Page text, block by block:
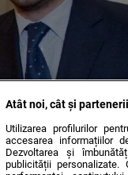
Atât noi, cât și
Utilizarea profilurilor
accesarea informațiilor
Dezvoltarea și
publicității personalizate.